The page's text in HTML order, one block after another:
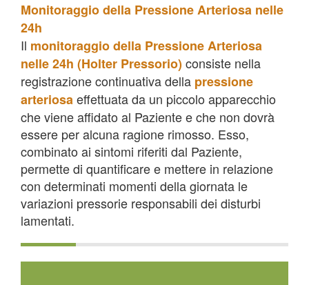
Monitoraggio della Pressione Arteriosa nelle
24h
Il monitoraggio della Pressione Arteriosa
nelle 24h (Holter Pressorio)consiste nella
registrazione continuativa della pressione
arteriosaeffettuata da un piccolo apparecchio
che viene affidato al Paziente e che non dovrà
essere per alcuna ragione rimosso. Esso,
combinato ai sintomi riferiti dal Paziente,
permette di quantificare e mettere in relazione
con determinati momenti della giornata le
variazioni pressorie responsabili dei disturbi
lamentati.